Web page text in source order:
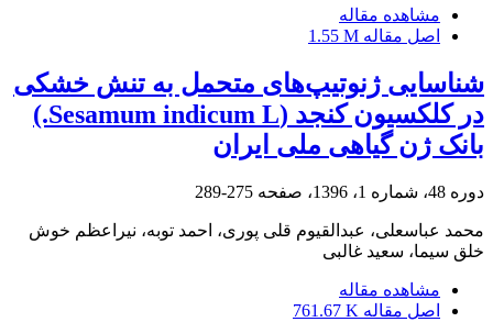
مشاهده مقاله
اصل مقاله 1.55 M
شناسایی ژنوتیپ‌های متحمل به تنش خشکی
در کلکسیون کنجد (Sesamum indicum L.)
بانک ژن گیاهی ملی ایران
دوره 48، شماره 1، 1396، صفحه 275-289
محمد عباسعلی، عبدالقیوم قلی پوری، احمد توبه، نیراعظم خوش
خلق سیما، سعید غالبی
مشاهده مقاله
اصل مقاله 761.67 K